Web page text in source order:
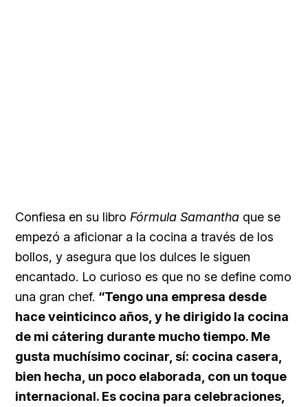
Confiesa en su libro Fórmula Samantha que se
empezó a aficionar a la cocina a través de los
bollos, y asegura que los dulces le siguen
encantado. Lo curioso es que no se define como
una gran chef. “Tengo una empresa desde
hace veinticinco años, y he dirigido la cocina
de mi cátering durante mucho tiempo. Me
gusta muchísimo cocinar, sí: cocina casera,
bien hecha, un poco elaborada, con un toque
internacional. Es cocina para celebraciones,